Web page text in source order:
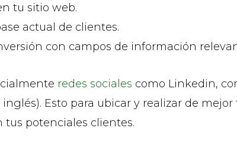
tu sitio web.
actual de clientes.
con campos de información
redes sociales como Linkedin,
inglés). Esto para ubicar y realizar de
tus potenciales clientes.